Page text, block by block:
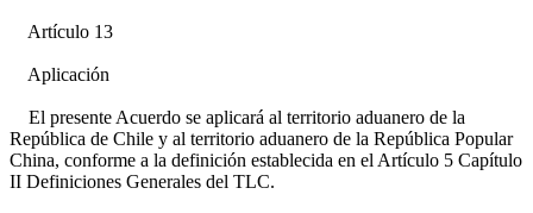
Artículo 13
Aplicación
El presente Acuerdo se aplicará al territorio aduanero de la
República de Chile y al territorio aduanero de la República Popular
China, conforme a la definición establecida en el Artículo 5 Capítulo
II Definiciones Generales del TLC.